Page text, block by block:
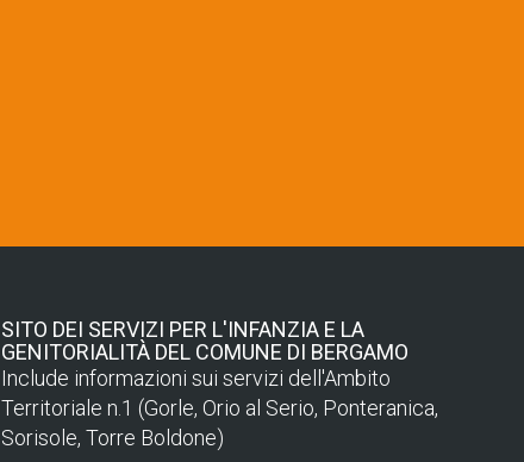
SITO DEI SERVIZI PER L'INFANZIA E LA
GENITORIALITÀ DEL COMUNE DI BERGAMO
Include informazioni sui servizi dell'Ambito
Territoriale n.1 (Gorle, Orio al Serio, Ponteranica,
Sorisole, Torre Boldone)